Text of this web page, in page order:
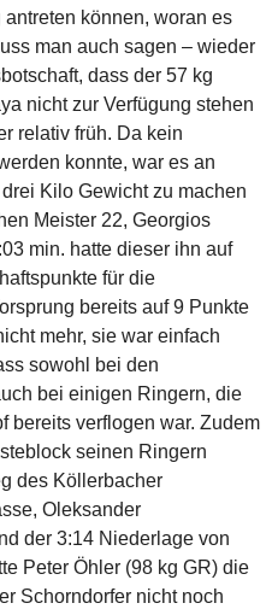
können, woran es
man auch sagen – wieder
dass der 57 kg
nicht zur Verfügung stehen
relativ früh. Da kein
konnte, war es an
Kilo Gewicht zu machen
Meister 22, Georgios
min. hatte dieser ihn auf
für die
bereits auf 9 Punkte
mehr, sie war einfach
sowohl bei den
bei einigen Ringern, die
bereits verflogen war. Zudem
seinen Ringern
des Köllerbacher
Oleksander
der 3:14 Niederlage von
Peter Öhler (98 kg GR) die
Schorndorfer nicht noch